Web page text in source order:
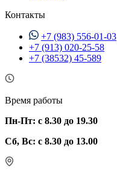
Контакты
+7 (983) 556-01-03
+7 (913) 020-25-58
+7 (38532) 45-589
Время работы
Пн-Пт: с 8.30 до 19.30
Сб, Вс: с 8.30 до 13.00